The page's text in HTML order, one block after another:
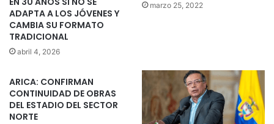
ADAPTA A LOS JÓVENES Y
CAMBIA SU FORMATO
TRADICIONAL
abril 4, 2026
marzo 25, 2022
ARICA: CONFIRMAN
CONTINUIDAD DE OBRAS
DEL ESTADIO DEL SECTOR
NORTE